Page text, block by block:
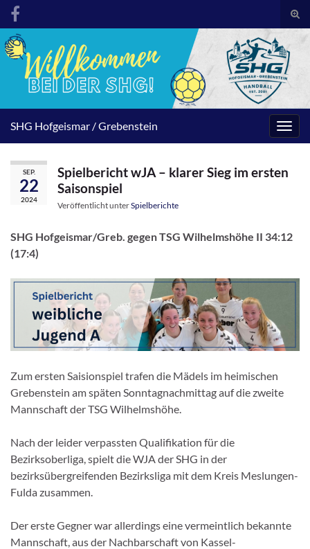
SHG Hofgeismar / Grebenstein
SEP.
22
2024
Spielbericht wJA – klarer Sieg im ersten
Saisonspiel
Veröffentlicht unterSpielberichte
SHG Hofgeismar/Greb. gegen TSG Wilhelmshöhe II 34:12
(17:4)
Zum ersten Saisionspiel trafen die Mädels im heimischen
Grebenstein am späten Sonntagnachmittag auf die zweite
Mannschaft der TSG Wilhelmshöhe.
Nach der leider verpassten Qualifikation für die
Bezirksoberliga, spielt die WJA der SHG in der
bezirksübergreifenden Bezirksliga mit dem Kreis Meslungen-
Fulda zusammen.
Der erste Gegner war allerdings eine vermeintlich bekannte
Mannschaft, aus der Nachbarschaft von Kassel-